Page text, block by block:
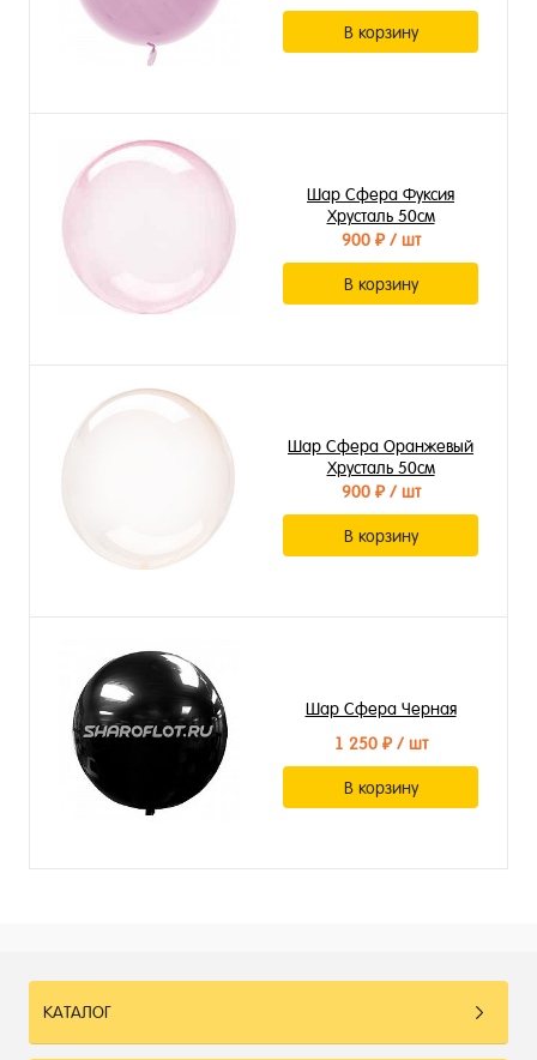
В корзину
Шар Сфера Фуксия
Хрусталь 50см
900 ₽/ шт
В корзину
Шар Сфера Оранжевый
Хрусталь 50см
900 ₽/ шт
В корзину
Шар Сфера Черная
1 250 ₽/ шт
В корзину
КАТАЛОГ